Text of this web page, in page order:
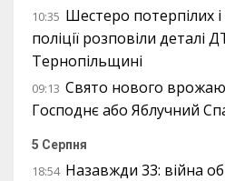
10:35 Шестеро потерпілих
поліції розповіли деталі
Тернопільщині
09:13 Свято нового
Господнє або Яблучний
5 Серпня
18:54 Назавжди 33: війна